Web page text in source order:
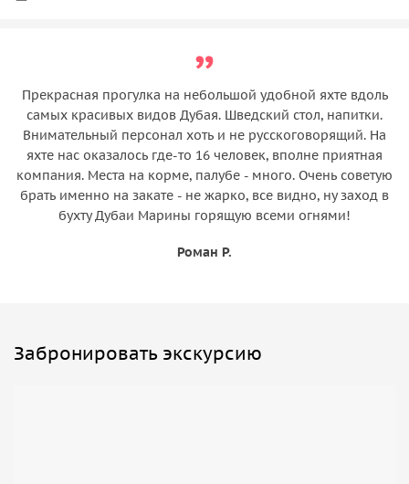
Прекрасная прогулка на небольшой удобной яхте вдоль
самых красивых видов Дубая. Шведский стол, напитки.
Внимательный персонал хоть и не русскоговорящий. На
яхте нас оказалось где-то 16 человек, вполне приятная
компания. Места на корме, палубе - много. Очень советую
брать именно на закате - не жарко, все видно, ну заход в
бухту Дубаи Марины горящую всеми огнями!
Роман Р.
Забронировать экскурсию